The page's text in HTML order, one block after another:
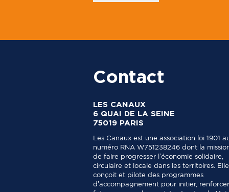
Contact
LES CANAUX
6 QUAI DE LA SEINE
75019 PARIS
Les Canaux est une association loi 1901
numéro RNA W751238246 dont la
de faire progresser l’économie solidaire,
circulaire et locale dans les territoires. Elle
conçoit et pilote des programmes
d’accompagnement pour initier, renforcer,